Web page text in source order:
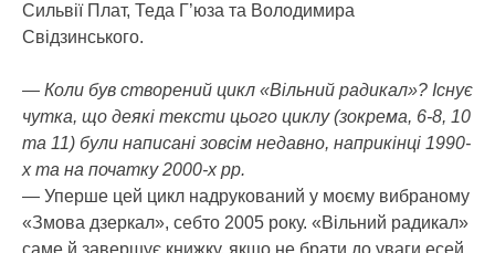
Сильвії Плат, Теда Г’юза та Володимира
Свідзинського.
— Коли був створений цикл «Вільний радикал»? Існує
чутка, що деякі тексти цього циклу (зокрема, 6-8, 10
та 11) були написані зовсім недавно, наприкінці 1990-
х та на початку 2000-х рр.
— Уперше цей цикл надрукований у моєму вибраному
«Змова дзеркал», себто 2005 року. «Вільний радикал»
саме й завершує книжку, якщо не брати до уваги есей